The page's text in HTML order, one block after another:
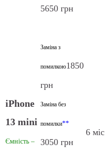
5650 грн
iPhone
13 mini
Ємність –
Заміна з
помилкою1850
грн
Заміна без
помилки**
3050 грн
6 міс